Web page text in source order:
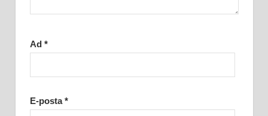
Ad *
E-posta*